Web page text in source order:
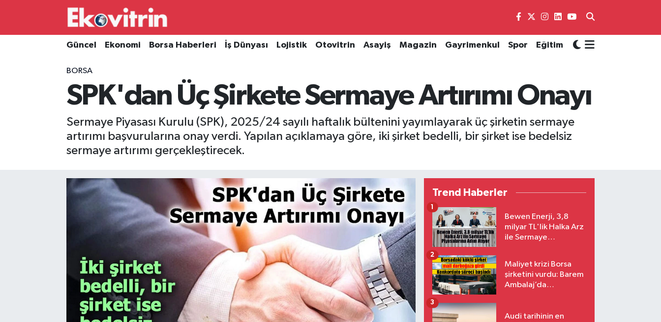
Güncel Ekonomi Borsa Haberleri İş Dünyası Lojistik Otovitrin Asayiş Magazin Gayrimenkul Spor Eğitim
BORSA
SPK'dan Üç Şirkete Sermaye Artırımı Onayı
Sermaye Piyasası Kurulu (SPK), 2025/24 sayılı haftalık bültenini yayımlayarak üç şirketin sermaye
artırımı başvurularına onay verdi. Yapılan açıklamaya göre, iki şirket bedelli, bir şirket ise bedelsiz
sermaye artırımı gerçekleştirecek.
Trend Haberler
Bewen Enerji, 3,8
milyar TL'lik Halka Arz
ile Sermaye
1
Maliyet krizi Borsa
şirketini vurdu: Barem
Ambalaj’da
2
Audi tarihinin en
3
Güncel
Borsa Haberleri
Hava Durumu
Süper Lig Puan Durumu ve Fikstür
Son Dakika Haberleri